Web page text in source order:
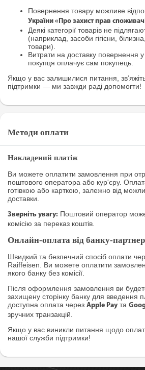
Повернення товару можливе
України «Про захист прав
Деякі категорії товарів не
(наприклад, засоби гігієни,
товари).
Витрати на доставку повернення у
покупця оплачує сам покупець.
Якщо у вас залишилися питання,
підтримки — ми завжди раді допомогти!
Методи оплати
Накладений платіж
Ви можете оплатити замовлення при
поштового оператора або кур'єру.
готівкою або карткою, залежно від
доставки.
Зверніть увагу: Поштовий оператор
комісію за переказ коштів.
Онлайн-оплата від банку-
Швидкий та безпечний спосіб оплати
Raiffeisen. Ви можете оплатити
якого банку без комісії.
Після оформлення замовлення ви
захищену сторінку банку для введення
доступна оплата через Apple Pay та
зручних транзакцій.
Якщо у вас виникли питання щодо
нашої служби підтримки!